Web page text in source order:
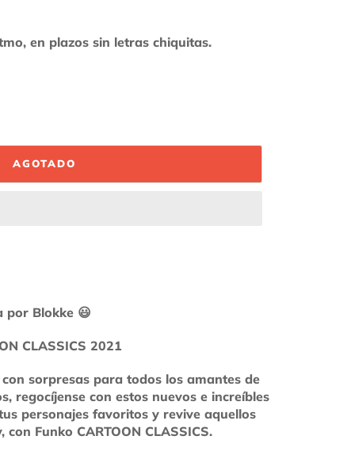
AGOTADO
por Blokke 😃
CLASSICS 2021
sorpresas para todos los amantes de
regocíjense con estos nuevos e increíbles
personajes favoritos y revive aquellos
Funko CARTOON CLASSICS.